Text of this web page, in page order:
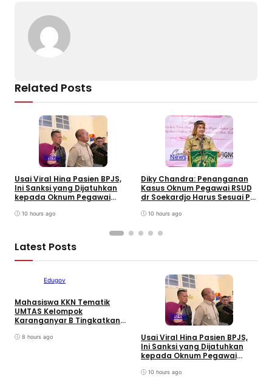
o
k
Related Posts
News
Usai Viral Hina Pasien BPJS,
Ini Sanksi yang Dijatuhkan
kepada Oknum Pegawai
10 hours ago
News
Diky Chandra: Penanganan
Kasus Oknum Pegawai RSUD
dr Soekardjo Harus Sesuai PP
10 hours ago
Latest Posts
Edugov
Mahasiswa KKN Tematik
UMTAS Kelompok
Karanganyar B Tingkatkan
melalui Program GEMILANG
8 hours ago
News
Usai Viral Hina Pasien BPJS,
Ini Sanksi yang Dijatuhkan
kepada Oknum Pegawai
10 hours ago